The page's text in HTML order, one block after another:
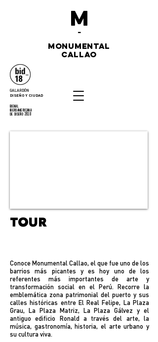
GALARDÓN
DISEÑO Y CIUDAD
bienal
iberoamericana
de diseño 2018
M
-
monumental
callao
TOUR
Conoce Monumental Callao, el que fue uno de los
barrios más picantes y es hoy uno de los
referentes más importantes de arte y
transformación social en el Perú. Recorre la
emblemática zona patrimonial del puerto y sus
calles históricas entre El Real Felipe, La Plaza
Grau, La Plaza Matriz, La Plaza Gálvez y el
antiguo edificio Ronald a través del arte, la
música, gastronomía, historia, el arte urbano y
su cultura viva.